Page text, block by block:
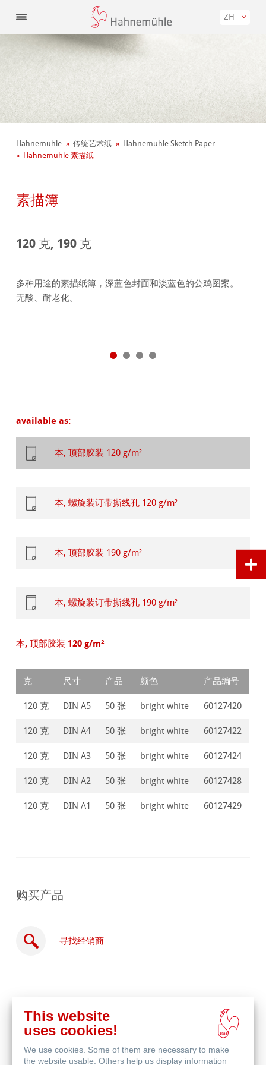
ZH
Hahnemühle 传统艺术纸
Hahnemühle Sketch Paper
Hahnemühle 素描纸
素描簿
120 克, 190 克
多种用途的素描纸簿，深蓝色封面和淡蓝色的公鸡图案。
无酸、耐老化。
available as:
本, 顶部胶装 120 g/m²
本, 螺旋装订带撕线孔 120 g/m²
本, 顶部胶装 190 g/m²
本, 螺旋装订带撕线孔 190 g/m²
本, 顶部胶装 120 g/m²
克 尺寸 产品 颜色 产品编号
120 克 DIN A5 50 张 bright white 60127420
120 克 DIN A4 50 张 bright white 60127422
120 克 DIN A3 50 张 bright white 60127424
120 克 DIN A2 50 张 bright white 60127428
120 克 DIN A1 50 张 bright white 60127429
购买产品
寻找经销商
线
购
买
This website
uses cookies!
We use cookies. Some of them are necessary to make
the website usable. Others help us display information